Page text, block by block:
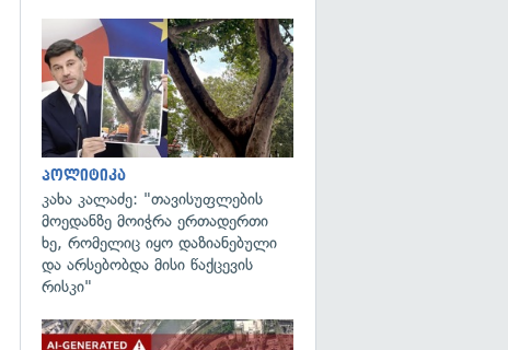
პოლიტიკა
კახა კალაძე: "თავისუფლების
მოედანზე მოიჭრა ერთადერთი
ხე, რომელიც იყო დაზიანებული
და არსებობდა მისი წაქცევის
რისკი"